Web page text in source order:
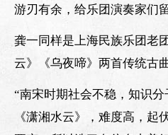
游刃有余，给乐团演奏家们
龚一同样是上海民族乐团老
云》《乌夜啼》两首传统古曲
“南宋时期社会不稳，知识
《潇湘水云》，难度高，起